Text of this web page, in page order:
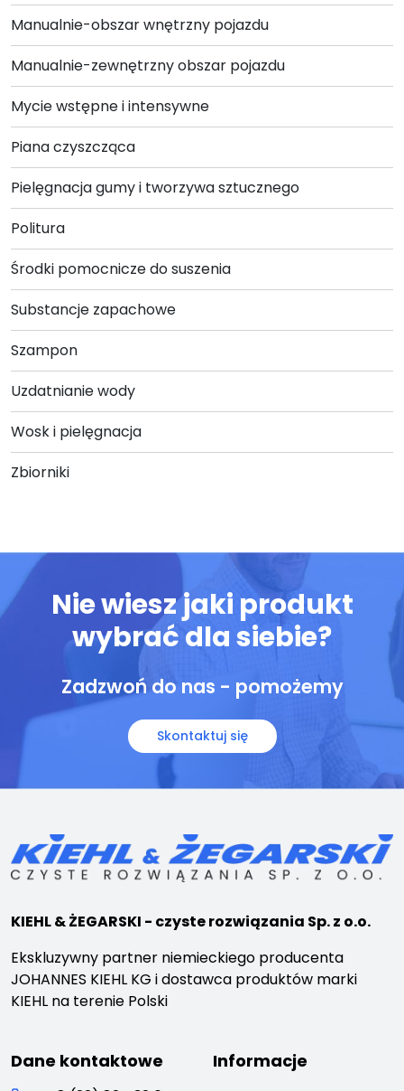
Manualnie-obszar wnętrzny pojazdu
Manualnie-zewnętrzny obszar pojazdu
Mycie wstępne i intensywne
Piana czyszcząca
Pielęgnacja gumy i tworzywa sztucznego
Politura
Środki pomocnicze do suszenia
Substancje zapachowe
Szampon
Uzdatnianie wody
Wosk i pielęgnacja
Zbiorniki
Nie wiesz jaki produkt
wybrać dla siebie?
Zadzwoń do nas - pomożemy
Skontaktuj się
KIEHL & ŻEGARSKI - czyste rozwiązania Sp. z o.o.
Ekskluzywny partner niemieckiego producenta
JOHANNES KIEHL KG i dostawca produktów marki
KIEHL na terenie Polski
Dane kontaktowe Informacje